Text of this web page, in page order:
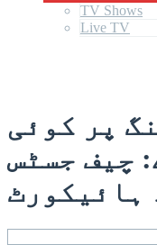
TV Shows
Live TV
پر کوئی
چیف جسٹس
ہائیکورٹ